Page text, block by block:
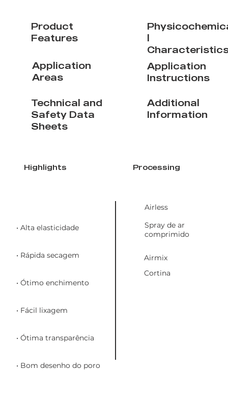
Application
Areas
Technical and
Safety Data
Sheets
Product
Features
l
Application
Instructions
Additional
Information
• Alta elasticidade
• Rápida secagem
• Ótimo enchimento
• Fácil lixagem
• Ótima transparência
• Bom desenho do poro
Highlights
Airless
Spray de ar
comprimido
Airmix
Cortina
Processing